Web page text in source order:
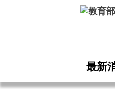
最新